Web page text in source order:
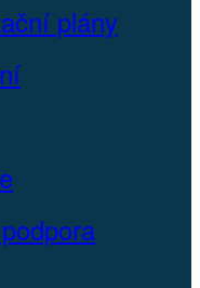
plány